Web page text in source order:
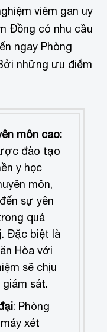
viêm gan uy
Đồng có nhu cầu
ngay Phòng
những ưu điểm
môn cao:
đào tạo
y học
môn,
sự yên
quá
Đặc biệt là
Hòa với
sẽ chịu
sát.
: Phòng
xét